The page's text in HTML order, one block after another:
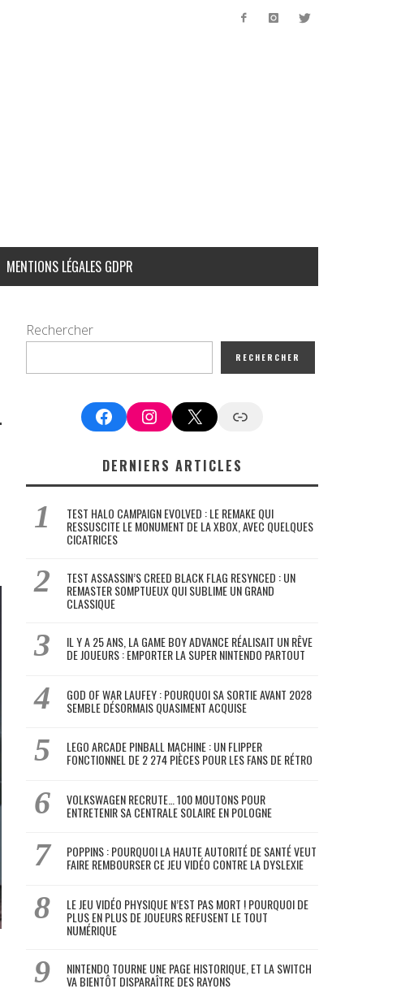
MENTIONS LÉGALES GDPR
Rechercher
RECHERCHER
FacebookInstagram
X Google News
DERNIERS ARTICLES
TEST HALO CAMPAIGN EVOLVED : LE REMAKE QUI
RESSUSCITE LE MONUMENT DE LA XBOX, AVEC QUELQUES
CICATRICES
TEST ASSASSIN’S CREED BLACK FLAG RESYNCED : UN
REMASTER SOMPTUEUX QUI SUBLIME UN GRAND
CLASSIQUE
IL Y A 25 ANS, LA GAME BOY ADVANCE RÉALISAIT UN RÊVE
DE JOUEURS : EMPORTER LA SUPER NINTENDO PARTOUT
GOD OF WAR LAUFEY : POURQUOI SA SORTIE AVANT 2028
SEMBLE DÉSORMAIS QUASIMENT ACQUISE
LEGO ARCADE PINBALL MACHINE : UN FLIPPER
FONCTIONNEL DE 2 274 PIÈCES POUR LES FANS DE RÉTRO
VOLKSWAGEN RECRUTE… 100 MOUTONS POUR
ENTRETENIR SA CENTRALE SOLAIRE EN POLOGNE
POPPINS : POURQUOI LA HAUTE AUTORITÉ DE SANTÉ VEUT
FAIRE REMBOURSER CE JEU VIDÉO CONTRE LA DYSLEXIE
LE JEU VIDÉO PHYSIQUE N’EST PAS MORT ! POURQUOI DE
PLUS EN PLUS DE JOUEURS REFUSENT LE TOUT
NUMÉRIQUE
NINTENDO TOURNE UNE PAGE HISTORIQUE, ET LA SWITCH
VA BIENTÔT DISPARAÎTRE DES RAYONS